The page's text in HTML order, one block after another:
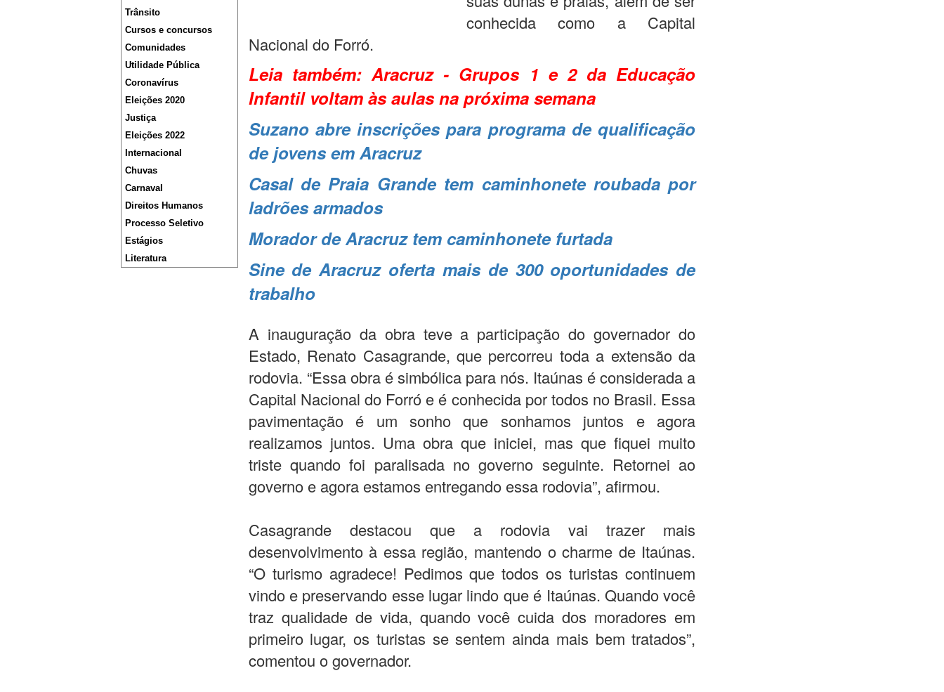
Trânsito
Cursos e concursos
Comunidades
Utilidade Pública
Coronavírus
Eleições 2020
Justiça
Eleições 2022
Internacional
Chuvas
Carnaval
Direitos Humanos
Processo Seletivo
Estágios
Literatura
conhecida como a Capital
Nacional do Forró.
Leia também:Aracruz - Grupos 1 e 2 da Educação
Infantil voltam às aulas na próxima semana
Suzano abre inscrições para programa de qualificação
de jovens em Aracruz
Casal de Praia Grande tem caminhonete roubada por
ladrões armados
Morador de Aracruz tem caminhonete furtada
Sine de Aracruz oferta mais de 300 oportunidades de
trabalho
A inauguração da obra teve a participação do governador do
Estado, Renato Casagrande, que percorreu toda a extensão da
rodovia. “Essa obra é simbólica para nós. Itaúnas é considerada a
Capital Nacional do Forró e é conhecida por todos no Brasil. Essa
pavimentação é um sonho que sonhamos juntos e agora
realizamos juntos. Uma obra que iniciei, mas que fiquei muito
triste quando foi paralisada no governo seguinte. Retornei ao
governo e agora estamos entregando essa rodovia”, afirmou.
Casagrande destacou que a rodovia vai trazer mais
desenvolvimento à essa região, mantendo o charme de Itaúnas.
“O turismo agradece! Pedimos que todos os turistas continuem
vindo e preservando esse lugar lindo que é Itaúnas. Quando você
traz qualidade de vida, quando você cuida dos moradores em
primeiro lugar, os turistas se sentem ainda mais bem tratados”,
comentou o governador.